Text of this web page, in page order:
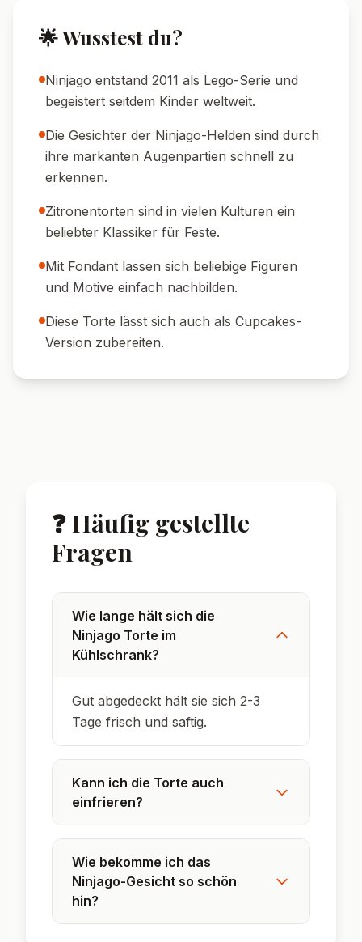
🌟 Wusstest du?
Ninjago entstand 2011 als Lego-Serie und
begeistert seitdem Kinder weltweit.
Die Gesichter der Ninjago-Helden sind durch
ihre markanten Augenpartien schnell zu
erkennen.
Zitronentorten sind in vielen Kulturen ein
beliebter Klassiker für Feste.
Mit Fondant lassen sich beliebige Figuren
und Motive einfach nachbilden.
Diese Torte lässt sich auch als Cupcakes-
Version zubereiten.
❓ Häufig gestellte
Fragen
Wie lange hält sich die
Ninjago Torte im
Kühlschrank?
Gut abgedeckt hält sie sich 2-3
Tage frisch und saftig.
Kann ich die Torte auch
einfrieren?
Wie bekomme ich das
Ninjago-Gesicht so schön
hin?